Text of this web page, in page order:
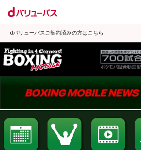
dバリューパスご契約済みの方はこちら